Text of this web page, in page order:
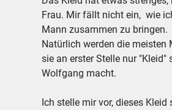
Frau. Mir fällt nicht ein, wie
Mann zusammen zu bringen.
Natürlich werden die meisten
sie an erster Stelle nur
Wolfgang macht.
Ich stelle mir vor, dieses